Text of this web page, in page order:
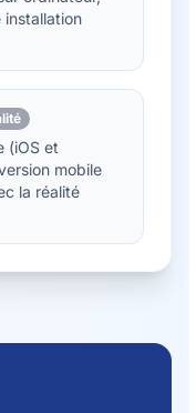
(iOS et
mobile
la réalité